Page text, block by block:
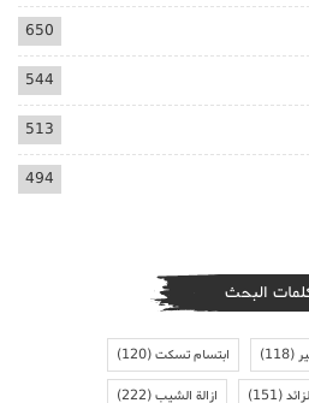
650
544
513
494
البحث
(118) ابتسام تسكت(120)
(151) ازالة الشيب(222)